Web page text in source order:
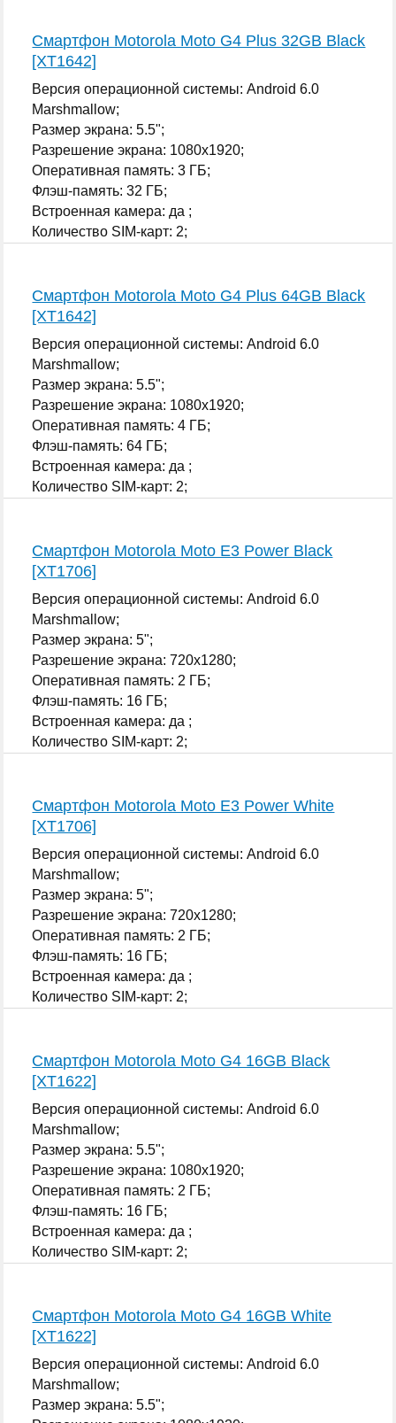
Смартфон Motorola Moto G4 Plus 32GB Black
[XT1642]
Версия операционной системы: Android 6.0
Marshmallow;
Размер экрана: 5.5";
Разрешение экрана: 1080x1920;
Оперативная память: 3 ГБ;
Флэш-память: 32 ГБ;
Встроенная камера: да ;
Количество SIM-карт: 2;
Смартфон Motorola Moto G4 Plus 64GB Black
[XT1642]
Версия операционной системы: Android 6.0
Marshmallow;
Размер экрана: 5.5";
Разрешение экрана: 1080x1920;
Оперативная память: 4 ГБ;
Флэш-память: 64 ГБ;
Встроенная камера: да ;
Количество SIM-карт: 2;
Смартфон Motorola Moto E3 Power Black
[XT1706]
Версия операционной системы: Android 6.0
Marshmallow;
Размер экрана: 5";
Разрешение экрана: 720x1280;
Оперативная память: 2 ГБ;
Флэш-память: 16 ГБ;
Встроенная камера: да ;
Количество SIM-карт: 2;
Смартфон Motorola Moto E3 Power White
[XT1706]
Версия операционной системы: Android 6.0
Marshmallow;
Размер экрана: 5";
Разрешение экрана: 720x1280;
Оперативная память: 2 ГБ;
Флэш-память: 16 ГБ;
Встроенная камера: да ;
Количество SIM-карт: 2;
Смартфон Motorola Moto G4 16GB Black
[XT1622]
Версия операционной системы: Android 6.0
Marshmallow;
Размер экрана: 5.5";
Разрешение экрана: 1080x1920;
Оперативная память: 2 ГБ;
Флэш-память: 16 ГБ;
Встроенная камера: да ;
Количество SIM-карт: 2;
Смартфон Motorola Moto G4 16GB White
[XT1622]
Версия операционной системы: Android 6.0
Marshmallow;
Размер экрана: 5.5";